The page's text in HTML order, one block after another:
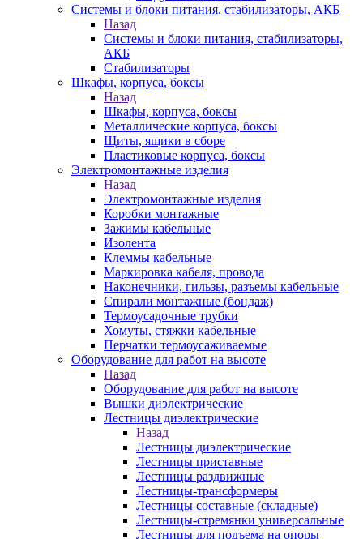
Системы и блоки питания, стабилизаторы, АКБ
Назад
Системы и блоки питания, стабилизаторы,
АКБ
Стабилизаторы
Шкафы, корпуса, боксы
Назад
Шкафы, корпуса, боксы
Металлические корпуса, боксы
Щиты, ящики в сборе
Пластиковые корпуса, боксы
Электромонтажные изделия
Назад
Электромонтажные изделия
Коробки монтажные
Зажимы кабельные
Изолента
Клеммы кабельные
Маркировка кабеля, провода
Наконечники, гильзы, разъемы кабельные
Спирали монтажные (бондаж)
Термоусадочные трубки
Хомуты, стяжки кабельные
Перчатки термоусаживаемые
Оборудование для работ на высоте
Назад
Оборудование для работ на высоте
Вышки диэлектрические
Лестницы диэлектрические
Назад
Лестницы диэлектрические
Лестницы приставные
Лестницы раздвижные
Лестницы-трансформеры
Лестницы составные (складные)
Лестницы-стремянки универсальные
Лестницы для подъема на опоры